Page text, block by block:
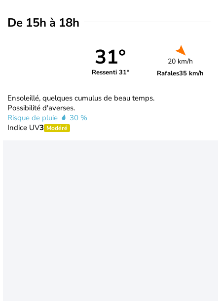
De 15h à 18h
31°
Ressenti 31°
20 km/h
Rafales35 km/h
Ensoleillé, quelques cumulus de beau temps.
Possibilité d'averses.
Risque de pluie
30 %
Indice UV3 Modéré